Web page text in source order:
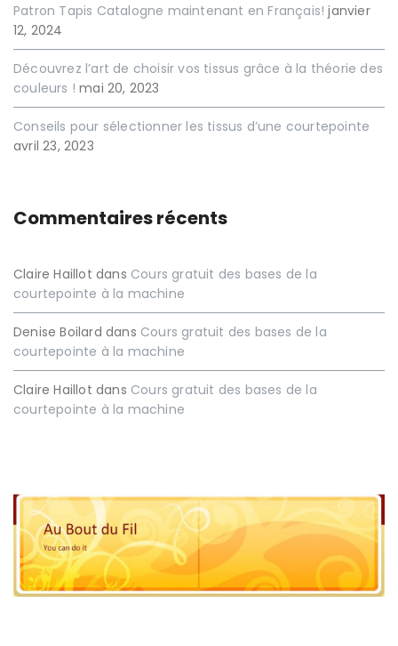
Patron Tapis Catalogne maintenant en Français! janvier
12, 2024
Découvrez l’art de choisir vos tissus grâce à la théorie des
couleurs ! mai 20, 2023
Conseils pour sélectionner les tissus d’une courtepointe
avril 23, 2023
Commentaires récents
Claire Haillot dans Cours gratuit des bases de la
courtepointe à la machine
Denise Boilard dans Cours gratuit des bases de la
courtepointe à la machine
Claire Haillot dans Cours gratuit des bases de la
courtepointe à la machine